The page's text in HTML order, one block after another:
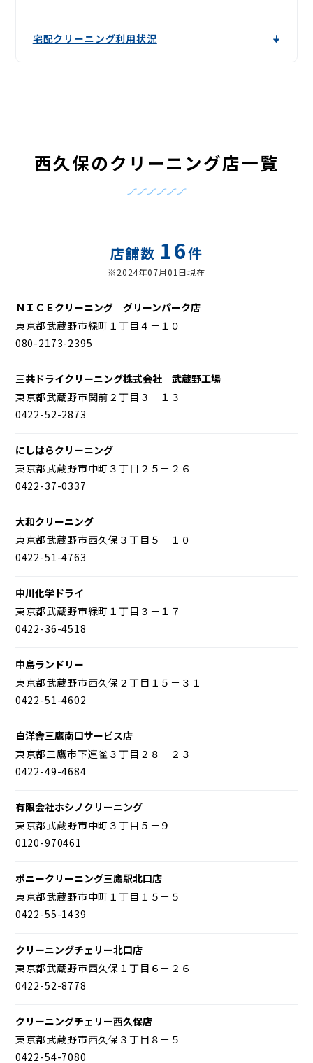
宅配クリーニング利用状況
西久保のクリーニング店一覧
店舗数 16件
※2024年07月01日現在
ＮＩＣＥクリーニング グリーンパーク店
東京都武蔵野市緑町１丁目４－１０
080-2173-2395
三共ドライクリーニング株式会社 武蔵野工場
東京都武蔵野市関前２丁目３－１３
0422-52-2873
にしはらクリーニング
東京都武蔵野市中町３丁目２５－２６
0422-37-0337
大和クリーニング
東京都武蔵野市西久保３丁目５－１０
0422-51-4763
中川化学ドライ
東京都武蔵野市緑町１丁目３－１７
0422-36-4518
中島ランドリー
東京都武蔵野市西久保２丁目１５－３１
0422-51-4602
白洋舎三鷹南口サービス店
東京都三鷹市下連雀３丁目２８－２３
0422-49-4684
有限会社ホシノクリーニング
東京都武蔵野市中町３丁目５－９
0120-970461
ポニークリーニング三鷹駅北口店
東京都武蔵野市中町１丁目１５－５
0422-55-1439
クリーニングチェリー北口店
東京都武蔵野市西久保１丁目６－２６
0422-52-8778
クリーニングチェリー西久保店
東京都武蔵野市西久保３丁目８－５
0422-54-7080